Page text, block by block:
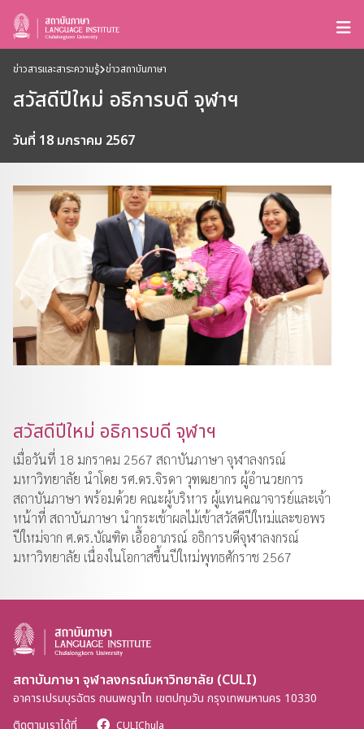
ข่าวสารและสาระความรู้ ข่าวสถาบันภาษา
สวัสดีปีใหม่ อธิการบดี จุฬาฯ
วันที่ 18 มกราคม 2567
สวัสดีปีใหม่ อธิการบดี จุฬาฯ
เมื่อวันที่ 18 มกราคม 2567 สถาบันภาษา จุฬาลงกรณ์
มหาวิทยาลัย นำโดย รศ.ดร.จิรดา วุฑฒยากร ผู้อำนวยการ
สถาบันภาษา พร้อมด้วย คณะผู้บริหาร ผู้แทนคณาจารย์และเจ้า
หน้าที่ สถาบันภาษา นำกระเช้าผลไม้เข้าสวัสดีปีใหม่และขอพร
ปีใหม่จาก ศ.ดร.บัณฑิต เอื้ออาภรณ์ อธิการบดีจุฬาลงกรณ์
มหาวิทยาลัย เนื่องในโอกาสขึ้นปีใหม่พุทธศักราช 2567
สถาบันภาษา จุฬาลงกรณ์มหาวิทยาลัย (CULI)
อาคารเปรมบุรฉัตร ถนนพญาไท เขตปทุมวัน กรุงเทพมหานคร 10330
ติดตามเราได้ที่
CULIChula